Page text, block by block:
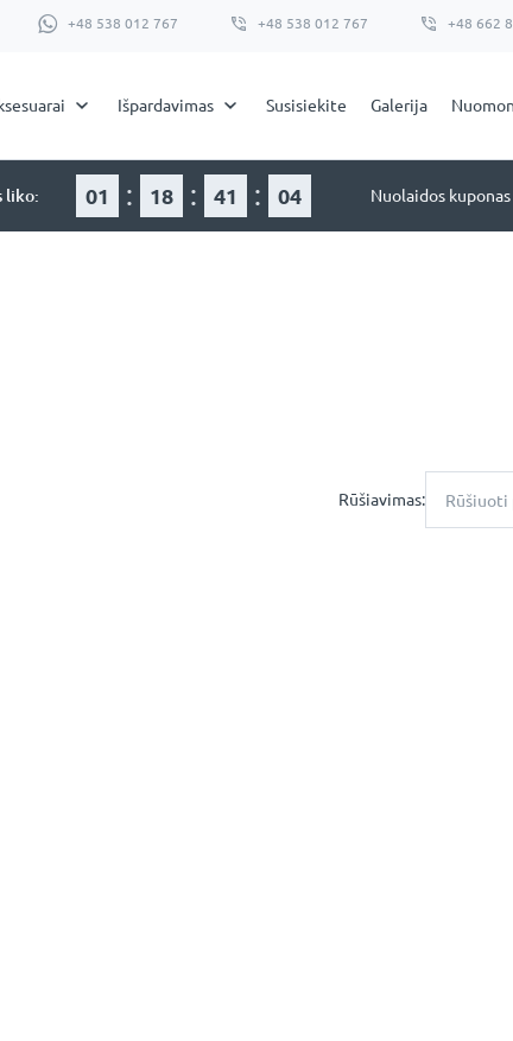
+48 538 012 767 +48 538 012 767 +48 662
Išpardavimas Susisiekite Galerija
liko: 01 : 18 : 41 : 03 Nuolaidos kuponas
Rūšiavimas: Rūšiuoti